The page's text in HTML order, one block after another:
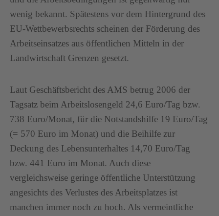
wenig bekannt. Spätestens vor dem Hintergrund des
EU-Wettbewerbsrechts scheinen der Förderung des
Arbeitseinsatzes aus öffentlichen Mitteln in der
Landwirtschaft Grenzen gesetzt.
Laut Geschäftsbericht des AMS betrug 2006 der
Tagsatz beim Arbeitslosengeld 24,6 Euro/Tag bzw.
738 Euro/Monat, für die Notstandshilfe 19 Euro/Tag
(= 570 Euro im Monat) und die Beihilfe zur
Deckung des Lebensunterhaltes 14,70 Euro/Tag
bzw. 441 Euro im Monat. Auch diese
vergleichsweise geringe öffentliche Unterstützung
angesichts des Verlustes des Arbeitsplatzes ist
manchen immer noch zu hoch. Als vermeintliche